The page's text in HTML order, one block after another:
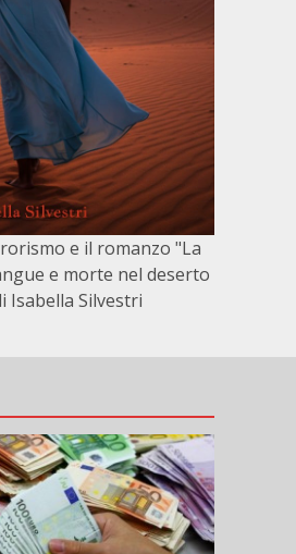
e il romanzo "La
e morte nel deserto
Isabella Silvestri